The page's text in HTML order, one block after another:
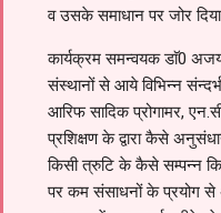
व उसके समाधान पर जोर
कार्यक्रम समन्वयक डाॅ0 अजय
संस्थानों से आये विभिन्न
आरिफ सादिक प्रोगामर,
प्रशिक्षण के द्वारा कैसे
किसी त्रुटि के कैसे सम्पन्न
पर कम संसाधनों के प्रयोग से